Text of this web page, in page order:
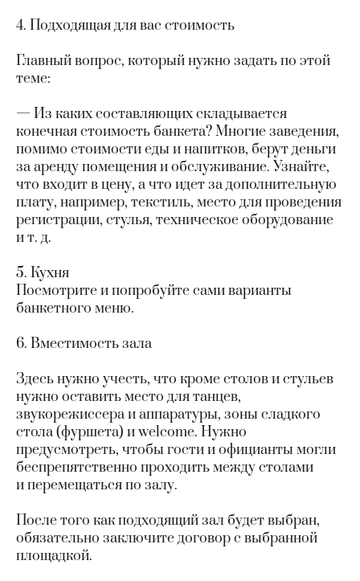
4. Подходящая для вас стоимость
Главный вопрос, который нужно задать по этой
теме:
— Из каких составляющих складывается
конечная стоимость банкета? Многие заведения,
помимо стоимости еды и напитков, берут деньги
за аренду помещения и обслуживание. Узнайте,
что входит в цену, а что идет за дополнительную
плату, например, текстиль, место для проведения
регистрации, стулья, техническое оборудование
и т. д.
5. Кухня
Посмотрите и попробуйте сами варианты
банкетного меню.
6. Вместимость зала
Здесь нужно учесть, что кроме столов и стульев
нужно оставить место для танцев,
звукорежиссера и аппаратуры, зоны сладкого
стола (фуршета) и welcome. Нужно
предусмотреть, чтобы гости и официанты могли
беспрепятственно проходить между столами
и перемещаться по залу.
После того как подходящий зал будет выбран,
обязательно заключите договор с выбранной
площадкой.